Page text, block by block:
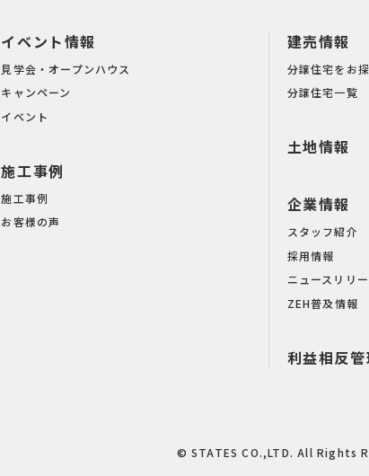
イベント情報
見学会・オープンハウス
キャンペーン
イベント
施工事例
施工事例
お客様の声
建売情報
分譲住宅をお
分譲住宅一覧
土地情報
企業情報
スタッフ紹介
採用情報
ニュースリリー
ZEH普及情報
利益相反
© STATES CO.,LTD. All Rights